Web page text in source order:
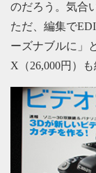
のだろう。気合
ただ、編集で
ーズナブルに」
X（26,000円）